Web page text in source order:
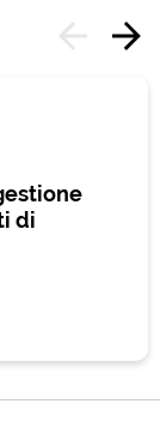
di